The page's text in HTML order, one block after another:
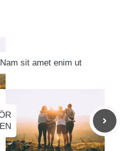
Nam sit amet enim ut